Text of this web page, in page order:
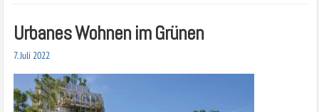
Urbanes Wohnen im Grünen
7. Juli 2022